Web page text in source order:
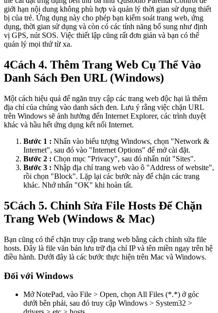
giới hạn nội dung không phù hợp và quản lý thời gian sử dụng thiết
bị của trẻ. Ứng dụng này cho phép bạn kiểm soát trang web, ứng
dụng, thời gian sử dụng và còn có các tính năng bổ sung như định
vị GPS, nút SOS. Việc thiết lập cũng rất đơn giản và bạn có thể
quản lý mọi thứ từ xa.
4Cách 4. Thêm Trang Web Cụ Thể Vào
Danh Sách Đen URL (Windows)
Một cách hiệu quả để ngăn truy cập các trang web độc hại là thêm
địa chỉ của chúng vào danh sách đen. Lưu ý rằng việc chặn URL
trên Windows sẽ ảnh hưởng đến Internet Explorer, các trình duyệt
khác và hầu hết ứng dụng kết nối Internet.
Bước 1 : Nhấn vào biểu tượng Windows, chọn "Network &
Internet", sau đó vào "Internet Options" để mở cài đặt.
Bước 2 : Chọn mục "Privacy", sau đó nhấn nút "Sites".
Bước 3 : Nhập địa chỉ trang web vào ô "Address of website",
rồi chọn "Block". Lặp lại các bước này để chặn các trang
khác. Nhớ nhấn "OK" khi hoàn tất.
5Cách 5. Chỉnh Sửa File Hosts Để Chặn
Trang Web (Windows & Mac)
Bạn cũng có thể chặn truy cập trang web bằng cách chỉnh sửa file
hosts. Đây là file văn bản lưu trữ địa chỉ IP và tên miền ngay trên hệ
điều hành. Dưới đây là các bước thực hiện trên Mac và Windows.
Đối với Windows
Mở NotePad, vào File > Open, chọn All Files (*.*) ở góc
dưới bên phải, sau đó truy cập Windows > System32 >